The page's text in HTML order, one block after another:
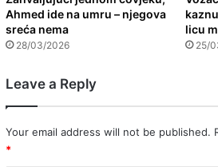
Ahmed ide na umru – njegova
sreća nema
28/03/2026
licu m
25/
Leave a Reply
Your email address will not be published.
*